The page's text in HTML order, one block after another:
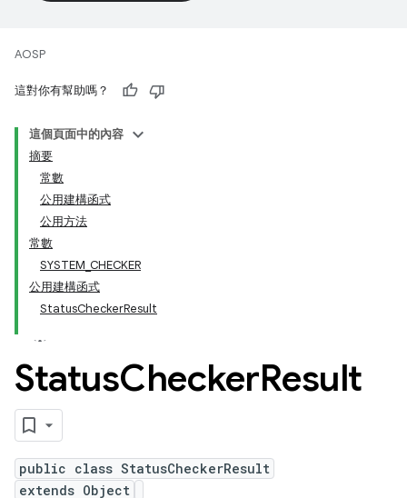
AOSP
這對你有幫助嗎？
這個頁面中的內容
摘要
常數
公用建構函式
公用方法
常數
SYSTEM_CHECKER
公用建構函式
StatusCheckerResult
StatusCheckerResult
public class StatusCheckerResult
extends Object